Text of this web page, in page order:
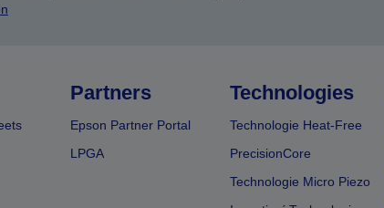
Partners
Epson Partner Portal
LPGA
Technologies
Technologie Heat-Free
PrecisionCore
Technologie Micro Piezo